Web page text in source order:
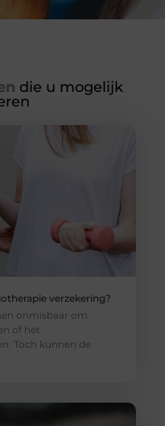
die u mogelijk
verzekering?
onmisbaar om
of het
Toch kunnen de